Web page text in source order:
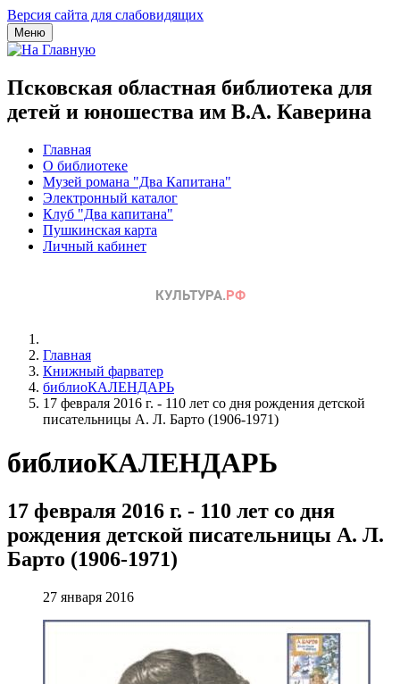
Версия сайта для слабовидящих
Меню
Псковская областная библиотека для
детей и юношества им В.А. Каверина
Главная
О библиотеке
Музей романа "Два Капитана"
Электронный каталог
Клуб "Два капитана"
Пушкинская карта
Личный кабинет
Главная
Книжный фарватер
библиоКАЛЕНДАРЬ
17 февраля 2016 г. - 110 лет со дня рождения детской
писательницы А. Л. Барто (1906-1971)
библиоКАЛЕНДАРЬ
17 февраля 2016 г. - 110 лет со дня
рождения детской писательницы А. Л.
Барто (1906-1971)
27 января 2016